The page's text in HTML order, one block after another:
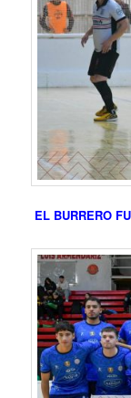
EL BURRERO